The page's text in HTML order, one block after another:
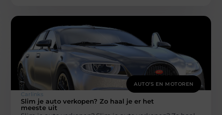
AUTO’S EN MOTOREN
Carlinks
Slim je auto verkopen? Zo haal je er het
meeste uit